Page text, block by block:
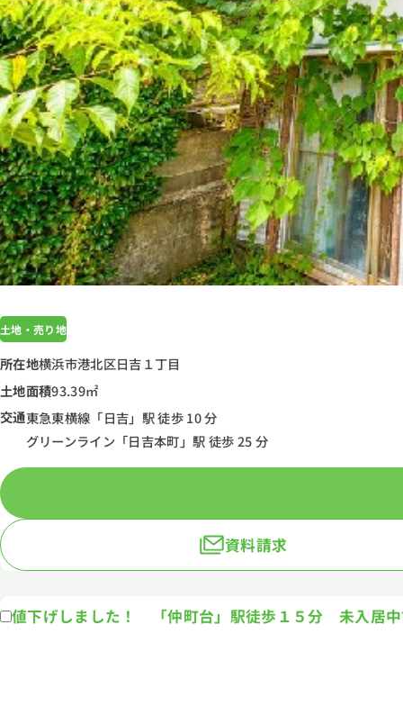
土地・売り地
所在地横浜市港北区日吉１丁目
土地面積93.39㎡
交通東急東横線「日吉」駅 徒歩 10 分
グリーンライン「日吉本町」駅 徒歩 25 分
資料請求
値下げしました！ 「仲町台」駅徒歩１５分 未入居中